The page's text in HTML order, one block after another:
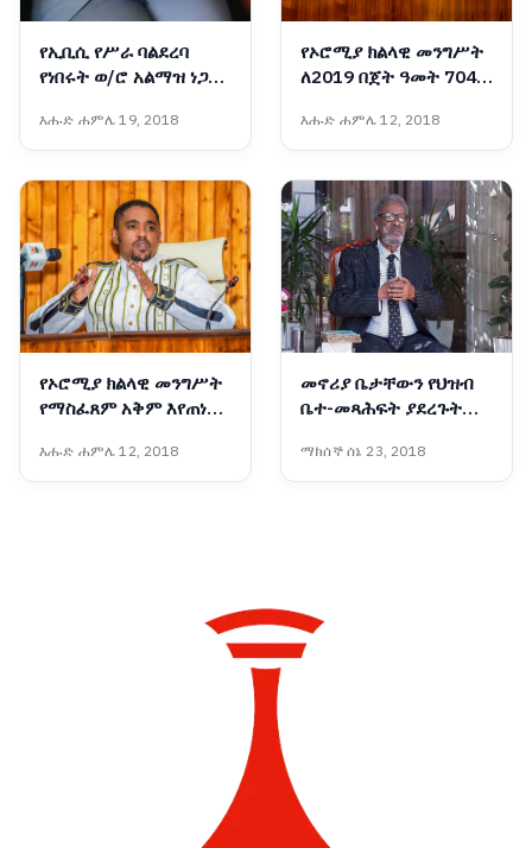
የኢቢሲ የሥራ ባልደረባ
የነበሩት ወ/ሮ አልማዝ ነጋሽ
እሑድ ሐምሌ 19, 2018
የኦሮሚያ ክልላዊ መንግሥት
ለ2019 በጀት ዓመት 704
እሑድ ሐምሌ 12, 2018
የኦሮሚያ ክልላዊ መንግሥት
የማስፈጸም አቅም እየጠነከረ
አብዲሳ
እሑድ ሐምሌ 12, 2018
መኖሪያ ቤታቸውን የህዝብ
ቤተ-መጻሕፍት ያደረጉት
ማክሰኞ ሰኔ 23, 2018